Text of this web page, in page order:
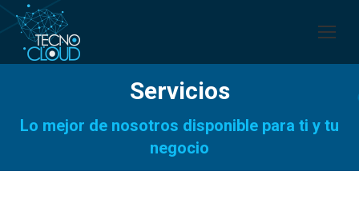
Servicios
Lo mejor de nosotros disponible para ti y tu
negocio